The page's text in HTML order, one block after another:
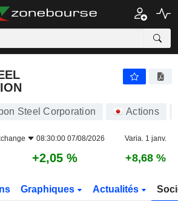
Steel Corporation Actions
08:30:00 07/08/2026 Varia. 1 janv.
+2,05 % +8,68 %
Graphiques Actualités